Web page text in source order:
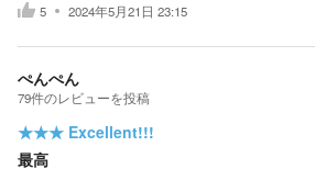
5 2024年5月21日 23:15
ぺんぺん
79件のレビューを投稿
★★★ Excellent!!!
最高